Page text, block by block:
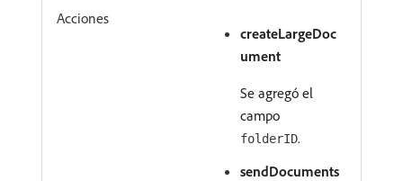
Acciones
createLargeDoc
ument
Se agregó el
campo
folderID.
sendDocuments